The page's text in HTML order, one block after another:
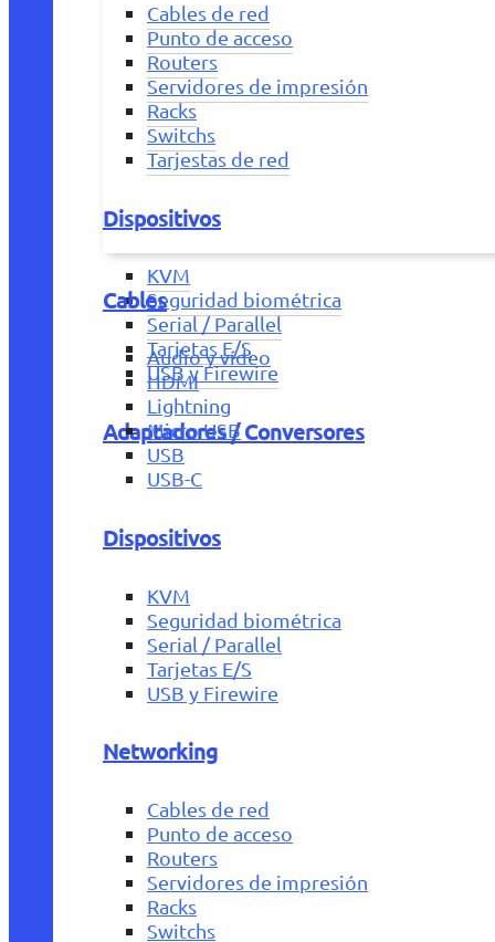
Cables de red
Punto de acceso
Routers
Servidores de impresión
Racks
Switchs
Tarjestas de red
Dispositivos
KVM
Seguridad biométrica
Serial / Parallel
Tarjetas E/S
USB y Firewire
Adaptadores / Conversores
Cables
Audio y vídeo
HDMI
Lightning
Micro USB
USB
USB-C
Dispositivos
KVM
Seguridad biométrica
Serial / Parallel
Tarjetas E/S
USB y Firewire
Networking
Cables de red
Punto de acceso
Routers
Servidores de impresión
Racks
Switchs